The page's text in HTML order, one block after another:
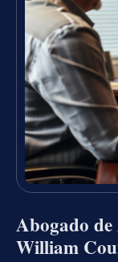
Abogado
William